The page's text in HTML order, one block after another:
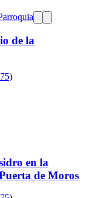
de la
en la
de Moros